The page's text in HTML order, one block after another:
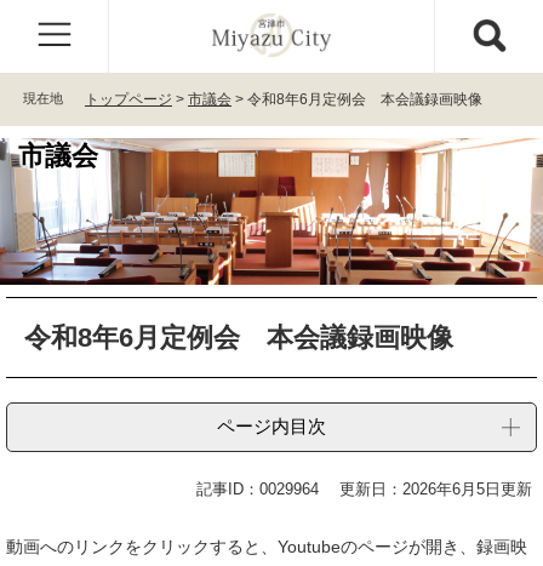
頭
で
す
。
飛
ば
し
て
本
文
現在地 トップページ > 市議会 > 令和8年6月定例会 本会議録画映像
市議会
令和8年6月定例会 本会議録画映像
ページ内目次
記事ID：0029964 更新日：2026年6月5日更新
動画へのリンクをクリックすると、Youtubeのページが開き、録画映